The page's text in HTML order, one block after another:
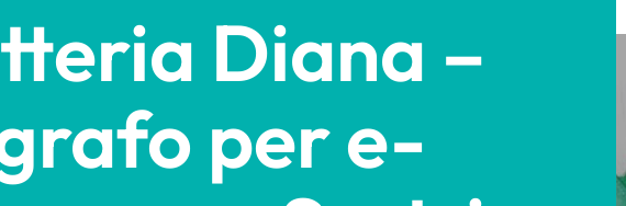
Diana –
per e-